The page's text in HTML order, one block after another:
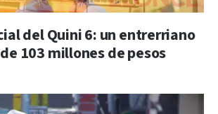
del Quini 6: un entrerriano
103 millones de pesos